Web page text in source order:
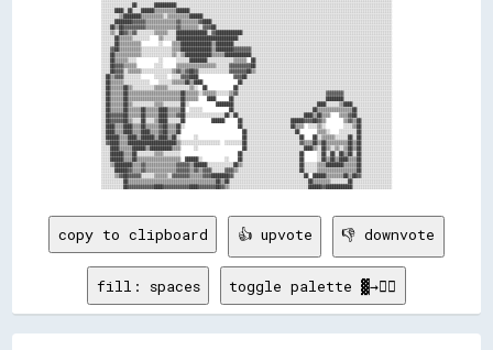
░░░░░░░░░░░░░░██░░░░░░░░██████████░░░░░░░░░░░░░░░░░░░░░░░░░░░░░░░░░░░░░░░░░░░░░░░░░░░░░░░░░░░░░░░░░░░░░░░░░░░░░░░░░░░░░░░░░░░░░░░░░░
░░░░░░████░░██░░░░██████▒▒▒▒▒▒▒▒▒▒██████░░░░░░░░░░░░░░░░░░░░░░░░░░░░░░░░░░░░░░░░░░░░░░░░░░░░░░░░░░░░░░░░░░░░░░░░░░░░░░░░░░░░░░░░░░░░
░░░░░░░░▒▒████████▒▒▒▒▒▒▒▒▒▒░░▒▒▒▒▒▒▒▒▒▒██████░░░░░░░░░░░░░░░░░░░░░░░░░░░░░░░░░░░░░░░░░░░░░░░░░░░░░░░░░░░░░░░░░░░░░░░░░░░░░░░░░░░░░░
░░░░░░████████▓▓▓▓▓▓▒▒▒▒▒▒▒▒▒▒▒▒▒▒▓▓▒▒▒▒▒▒▒▒▓▓████░░░░░░░░░░░░░░░░░░░░░░░░░░░░░░░░░░░░░░░░░░░░░░░░░░░░░░░░░░░░░░░░░░░░░░░░░░░░░░░░░░
░░░░██▒▒██▓▓▓▓▓▓▓▓▓▓▒▒▒▒▒▒▒▒▒▒▒▒▒▒▓▓▒▒▒▒▒▒▒▒░░▓▓▓▓██░░░░░░░░░░░░░░░░░░░░░░░░░░░░░░░░░░░░░░░░░░░░░░░░░░░░░░░░░░░░░░░░░░░░░░░░░░░░░░░░
░░░░▒▒░░██▓▓▒▒▓▓░░░░░░░░▒▒▒▒▒▒░░░░██████████████░░▓▓████████████░░░░░░░░░░░░░░░░░░░░░░░░░░░░░░░░░░░░░░░░░░░░░░░░░░░░░░░░░░░░░░░░░░░░
░░░░░░██▒▒▒▒▒▒░░░░░░░░    ▒▒░░░░░░████████████████████████████░░░░░░░░░░░░░░░░░░░░░░░░░░░░░░░░░░░░░░░░░░░░░░░░░░░░░░░░░░░░░░░░░░░░░░
░░░░░░██▒▒▒▒▒▒▒▒▒▒        ░░    ▒▒▒▒██████████████▒▒████████░░░░░░░░░░░░░░░░░░░░░░░░░░░░░░░░░░░░░░░░░░░░░░░░░░░░░░░░░░░░░░░░░░░░░░░░
░░░░▓▓██▒▒▒▒▒▒▒▒▒▒░░░░░░░░░░░░░░▒▒▒▒██████████████▒▒████████▓▓▓▓▓▓▓▓░░░░░░░░░░░░░░░░░░░░░░░░░░░░░░░░░░░░░░░░░░░░░░░░░░░░░░░░░░░░░░░░
░░░░██▒▒▒▒▒▒▒▒▒▒▒▒░░░░░░░░░░░░░░▒▒░░▒▒████████████▒▒▒▒▒▒████████████░░░░░░░░░░░░░░░░░░░░░░░░░░░░░░░░░░░░░░░░░░░░░░░░░░░░░░░░░░░░░░░░
░░░░██▒▒▒▒▒▒░░░░          ░░      ░░░░░░████████░░░░░░░░░░░░▒▒▒▒▒▒  ██░░░░░░░░░░░░░░░░░░░░░░░░░░░░░░░░░░░░░░░░░░░░░░░░░░░░░░░░░░░░░░
░░░░██▓▓▓▓▒▒▒▒▒▒        ░░░░      ▒▒▒▒▒▒▒▒▒▒▒▒▒▒▒▒▒▒░░░░░░▓▓▓▓▓▓▓▓▓▓██░░░░░░░░░░░░░░░░░░░░░░░░░░░░░░░░░░░░░░░░░░░░░░░░░░░░░░░░░░░░░░
░░░░██▓▓▓▓░░▒▒▒▒▒▒░░░░░░░░░░░░░░▒▒▓▓▒▒▓▓██▓▓░░░░░░░░░░░░░░▓▓▓▓▓▓▓▓██▒▒░░░░░░░░░░░░░░░░░░░░░░░░░░░░░░░░░░░░░░░░░░░░░░░░░░░░░░░░░░░░░░
░░██▒▒▓▓▓▓░░░░░░░░      ░░░░░░  ░░░░▓▓▓▓████                ▓▓▓▓██░░░░░░░░░░░░░░░░░░░░░░░░░░░░░░░░░░░░░░░░░░░░░░░░░░░░░░░░░░░░░░░░░░
░░██▒▒▒▒▒▒░░░░░░░░░░░░    ░░░░░░▒▒▒▒▒▒██▒▒████                ██░░░░░░░░░░░░░░░░░░░░░░░░░░░░░░░░░░░░░░░░░░░░░░░░░░░░░░░░░░░░░░░░░░░░
░░██▒▒▒▒▒▒██▒▒░░░░░░░░░░▒▒▒▒▒▒░░░░░░░░░░▒▒░░  ██            ██░░░░░░░░░░░░░░░░░░░░░░░░░░░░░░░░░░░░░░░░░░░░░░░░░░░░░░░░░░░░░░░░░░░░░░
░░██▒▒▒▒▒▒██▒▒▒▒▒▒▒▒▒▒▒▒▒▒▒▒▒▒▒▒▒▒▒▒██▒▒▒▒▒▒░░▒▒▒▒▒▒░░░░░░▒▒▓▓░░░░░░░░░░░░░░░░░░░░░░░░░░░░░░░░░░░░░░░░▓▓▓▓▓▓▓▓░░░░░░░░░░░░░░░░░░░░░░
░░██▒▒▒▒▒▒██▒▒▒▒▒▒▒▒▒▒▒▒▒▒▒▒▒▒▒▒▒▒▒▒██▒▒▒▒▒▒    ████      ██░░░░░░░░░░░░░░░░░░░░░░░░░░░░░░░░░░░░░░░░░░████████░░░░░░░░░░░░░░░░░░░░░░
░░██▒▒▒▒▒▒██▒▒░░░░░░░░░░▒▒▒▒░░░░░░░░██░░            ████████░░░░░░░░░░░░░░░░░░░░░░░░░░░░░░░░░░░░░░████░░░░░░▒▒████░░░░░░░░░░░░░░░░░░
░░██▒▒▒▒▒▒██▒▒▒▒▒▒██▒▒▒▒▒▒████▒▒▒▒▒▒██  ░░░░░░            ██░░░░░░░░░░░░░░░░░░░░░░░░░░░░░░░░░░░░██▒▒▒▒▒▒▒▒▒▒▒▒▒▒▒▒██░░░░░░░░░░░░░░░░
░░██▓▓▓▓▓▓██▒▒▒▒▒▒██▒▒▒▒▒▒████▒▒▒▒▓▓██░░░░░░░░░░░░░░░░░░██░░██░░░░░░░░░░░░░░░░░░░░░░░░░░░░░░████▒▒██▒▒▒▒    ▒▒▒▒▓▓██░░░░░░░░░░░░░░░░
░░██▓▓▓▓▓▓██▒▒░░░░██░░░░▒▒████░░░░░░██            ██████      ██░░░░░░░░░░░░░░░░░░░░░░██████▓▓▓▓██▓▓▒▒        ▒▒▓▓▒▒██░░░░░░░░░░░░░░
░░████▒▒▒▒████▒▒▒▒██▒▒▒▒▒▒▓▓██▒▒▒▒██░░                        ██░░░░░░░░░░░░░░░░░░░░░░██▒▒▒▒  ░░░░▒▒░░        ░░░░▒▒██░░░░░░░░░░░░░░
░░████▒▒▒▒████▒▒▒▒████▒▒▒▒▓▓██▒▒▒▒██                            ██░░░░░░░░░░░░░░░░░░░░░░██        ▒▒▒▒░░    ░░░░░░░░██░░░░░░░░░░░░░░
░░██████▒▒▒▒████▒▒██████▒▒████▒▒██░░      ░░                    ██░░░░░░░░░░░░░░░░░░░░░░░░██    ██░░▒▒▒▒▒▒░░░░░░██░░██░░░░░░░░░░░░░░
░░▓▓████▒▒▒▒██████████████████████▒▒░░░░░░░░░░░░░░░░░░  ░░░░░░░░██░░░░░░░░░░░░░░░░░░░░░░░░▓▓▒▒▒▒██▒▒██▒▒▒▒▒▒▒▒▒▒██▒▒██░░░░░░░░░░░░░░
░░░░████▒▒▒▒▒▒██████▒▒██████████▒▒▒▒      ░░                    ██░░░░░░░░░░░░░░░░░░░░░░░░░░████▒▒░░██▒▒░░▒▒░░▒▒██▒▒██░░░░░░░░░░░░░░
░░░░██████▒▒▒▒██░░░░░░░░▒▒▒▒░░░░░░░░                          ██░░░░░░░░░░░░░░░░░░░░░░░░░░██      ░░██░░██░░██▒▒██░░██░░░░░░░░░░░░░░
░░░░██████▒▒▒▒██▒▒▒▒▒▒▒▒▒▒▒▒▒▒▒▒▒▒▒▒  ██████░░          ░░    ██░░░░░░░░░░░░░░░░░░░░░░░░░░██      ░░██▒▒██▒▒████▒▒▒▒██░░░░░░░░░░░░░░
░░░░▒▒████████▒▒▒▒▓▓▒▒▒▒▒▒▒▒▒▒▒▒▒▒▓▓▓▓▓▓▒▒██████░░░░░░░░░░░░██▒▒░░░░░░░░░░░░░░░░░░░░░░░░░░██░░░░░░▒▒▒▒████████▒▒▒▒▒▒██░░░░░░░░░░░░░░
░░░░░░██████▓▓▒▒▒▒▓▓▒▒▒▒▒▒▒▒▒▒▒▒▒▒▓▓▓▓▓▓▒▒▓▓▒▒▓▓▓▓░░░░░░▓▓▓▓▒▒░░░░░░░░░░░░░░░░░░░░░░░░░░░░██░░░░░░▒▒▒▒▒▒▒▒▒▒▒▒▒▒▒▒▒▒██░░░░░░░░░░░░░░
░░░░░░▒▒▓▓██▓▓▓▓▓▓░░░░░░▒▒▒▒▒▒░░▓▓▓▓▓▓▓▓▒▒▒▒▒▒▓▓▓▓████████▓▓░░░░░░░░░░░░░░░░░░░░░░░░░░░░░░░░██  ██████▒▒▒▒▒▒▒▒██▒▒██▓▓░░░░░░░░░░░░░░
░░░░░░░░░░██▒▒▒▒▒▒▒▒▒▒▒▒▒▒▒▒▒▒▒▒▒▒▒▒▒▒▒▒▒▒▒▒▒▒▒▒▒▒▒▒██▒▒██░░░░░░░░░░░░░░░░░░░░░░░░░░░░░░░░░░░░██▒▒▒▒▒▒▒▒░░░░░░░░██░░░░░░░░░░░░░░░░░░
copy to clipboard 👍 upvote 👎 downvote
fill: spaces toggle palette ▓→✊🏽